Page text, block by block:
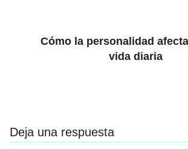
Cómo la personalidad
vida diaria
Deja una respuesta